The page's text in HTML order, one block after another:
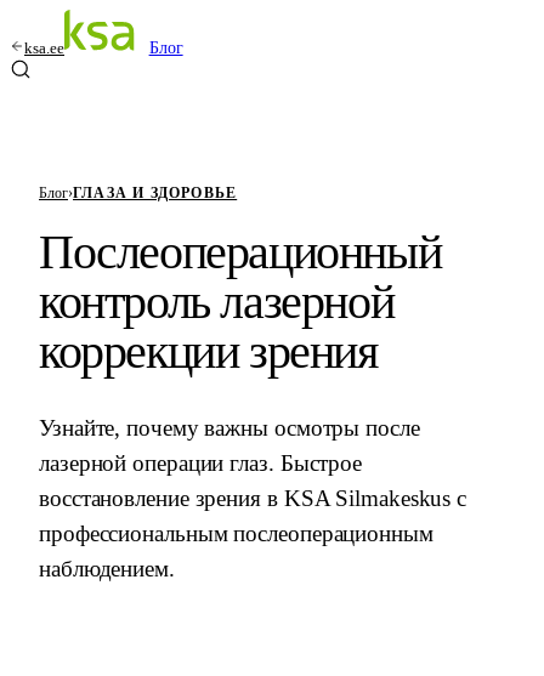
ksa.ee Блог
Блог›ГЛАЗА И ЗДОРОВЬЕ
Послеоперационный
контроль лазерной
коррекции зрения
Узнайте, почему важны осмотры после
лазерной операции глаз. Быстрое
восстановление зрения в KSA Silmakeskus с
профессиональным послеоперационным
наблюдением.